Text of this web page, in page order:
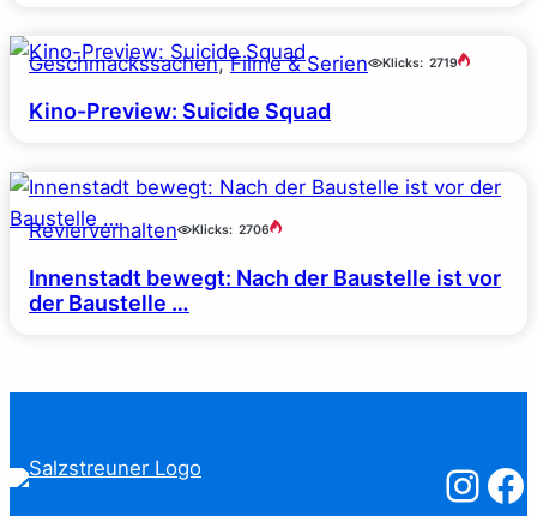
Geschmackssachen, Filme & Serien Klicks: 2719
Kino-Preview: Suicide Squad
Revierverhalten Klicks: 2706
Innenstadt bewegt: Nach der Baustelle ist vor
der Baustelle …